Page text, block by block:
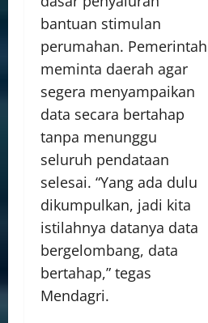
bantuan stimulan
perumahan. Pemerintah
meminta daerah agar
segera menyampaikan
data secara bertahap
tanpa menunggu
seluruh pendataan
selesai. “Yang ada dulu
dikumpulkan, jadi kita
istilahnya datanya data
bergelombang, data
bertahap,” tegas
Mendagri.